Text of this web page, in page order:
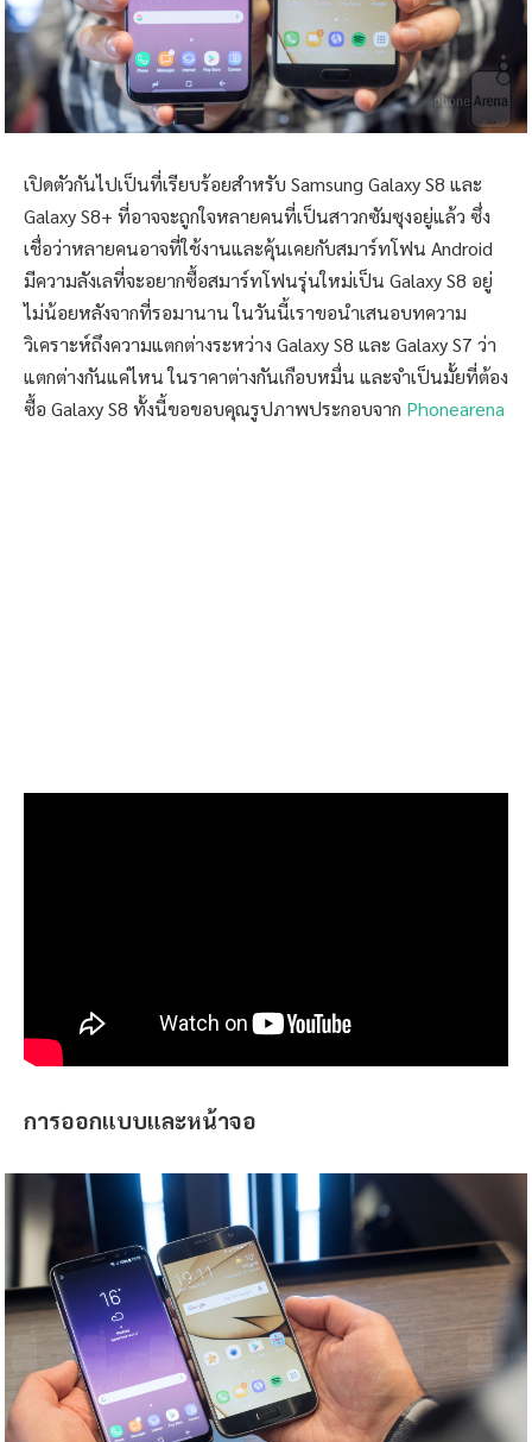
เปิดตัวกันไปเป็นที่เรียบร้อยสำหรับ Samsung Galaxy S8 และ
Galaxy S8+ ที่อาจจะถูกใจหลายคนที่เป็นสาวกซัมซุงอยู่แล้ว ซึ่ง
เชื่อว่าหลายคนอาจที่ใช้งานและคุ้นเคยกับสมาร์ทโฟน Android
มีความลังเลที่จะอยากซื้อสมาร์ทโฟนรุ่นใหม่เป็น Galaxy S8 อยู่
ไม่น้อยหลังจากที่รอมานาน ในวันนี้เราขอนำเสนอบทความ
วิเคราะห์ถึงความแตกต่างระหว่าง Galaxy S8 และ Galaxy S7 ว่า
แตกต่างกันแค่ไหน ในราคาต่างกันเกือบหมื่น และจำเป็นมั้ยที่ต้อง
ซื้อ Galaxy S8 ทั้งนี้ขอขอบคุณรูปภาพประกอบจาก Phonearena
การออกแบบและหน้าจอ